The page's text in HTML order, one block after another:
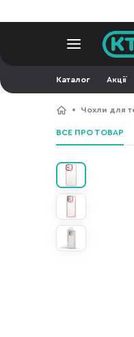
Каталог Акції
Чохли для
ВСЕ ПРО ТОВАР